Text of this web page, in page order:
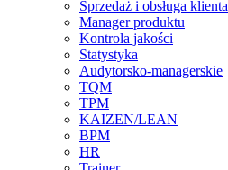
Sprzedaż i obsługa klienta
Manager produktu
Kontrola jakości
Statystyka
Audytorsko-managerskie
TQM
TPM
KAIZEN/LEAN
BPM
HR